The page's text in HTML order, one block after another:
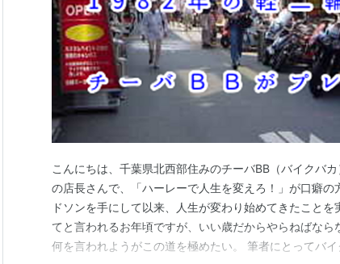
こんにちは、千葉県北西部住みのチーバBB（バイクバ
の店長さんで、「ハーレーで人生を変えろ！」が口癖の
ドソンを手にして以来、人生が変わり始めてきたこと
てと言われるお年頃ですが、いい歳だからやらねばなら
何を言われようがこの道を極めたい。 筆者にとってバ